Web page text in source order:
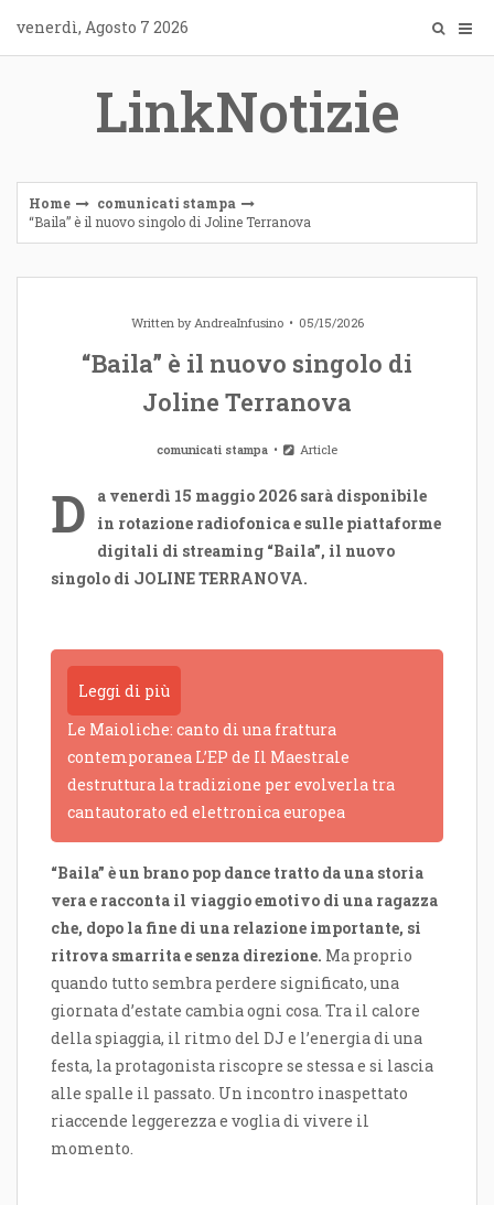
content
venerdì, Agosto 7 2026
LinkNotizie
Home
comunicati stampa
“Baila” è il nuovo singolo di Joline Terranova
Written byAndreaInfusino 05/15/2026
“Baila” è il nuovo singolo di
Joline Terranova
comunicati stampa Article
D
a venerdì 15 maggio 2026 sarà disponibile
in rotazione radiofonica e sulle piattaforme
digitali di streaming “Baila”, il nuovo
singolo di JOLINE TERRANOVA.
Leggi di più
Le Maioliche: canto di una frattura
contemporanea L’EP de Il Maestrale
destruttura la tradizione per evolverla tra
cantautorato ed elettronica europea
“Baila” è un brano pop dance tratto da una storia
vera e racconta il viaggio emotivo di una ragazza
che, dopo la fine di una relazione importante, si
ritrova smarrita e senza direzione. Ma proprio
quando tutto sembra perdere significato, una
giornata d’estate cambia ogni cosa. Tra il calore
della spiaggia, il ritmo del DJ e l’energia di una
festa, la protagonista riscopre se stessa e si lascia
alle spalle il passato. Un incontro inaspettato
riaccende leggerezza e voglia di vivere il
momento.